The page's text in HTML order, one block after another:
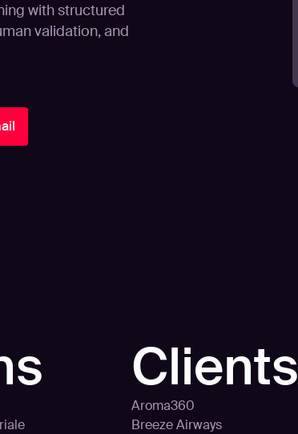
with structured
validation, and
Clients
Aroma360
Breeze Airways